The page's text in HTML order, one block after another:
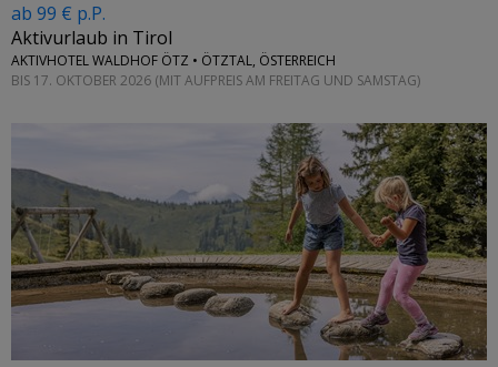
ab 99 € p.P.
Aktivurlaub in Tirol
AKTIVHOTEL WALDHOF ÖTZ • ÖTZTAL, ÖSTERREICH
BIS 17. OKTOBER 2026 (MIT AUFPREIS AM FREITAG UND SAMSTAG)